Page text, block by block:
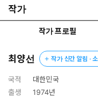
을 내려놓는다. 큐피드가
야 상사의 호출까지 받는
하는 큐디에게 특별히 까
타깃은 스물여섯 살 직장
를 쫓아다니며 뒤를 캔다.
작가
작가 프로필
최양선 작가 신간 알림 ·
국적
대한민국
출생
1974년